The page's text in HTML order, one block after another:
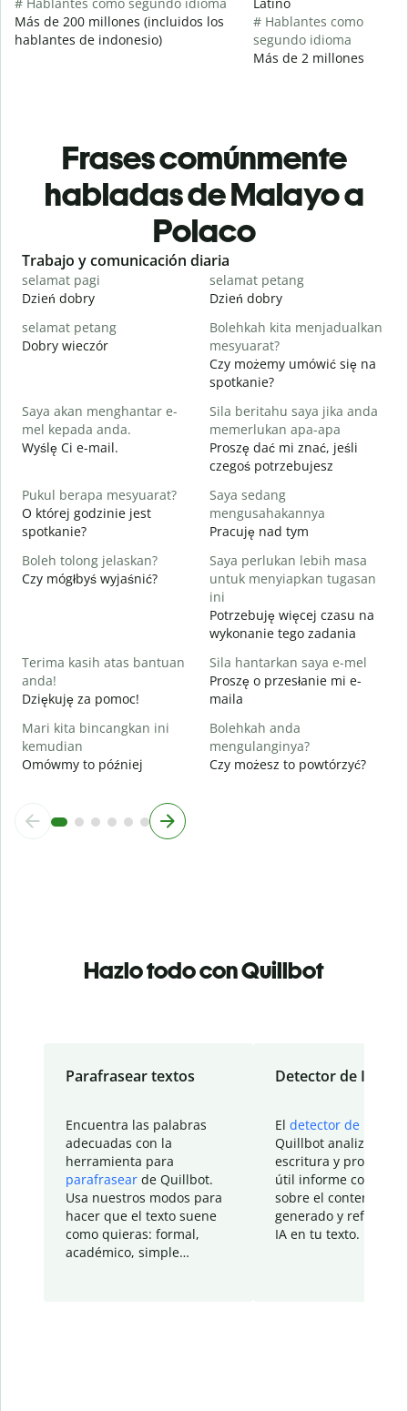
Más de 200 millones (incluidos los
hablantes de indonesio)
# Hablantes como
segundo idioma
Más de 2 millones
Frases comúnmente
habladas de Malayo a
Polaco
Slide 1 of 6
Trabajo y comunicación diaria
selamat pagi
Dzień dobry
selamat petang
Dzień dobry
selamat petang
Dobry wieczór
Bolehkah kita menjadualkan
mesyuarat?
Czy możemy umówić się na
spotkanie?
Saya akan menghantar e-
mel kepada anda.
Wyślę Ci e-mail.
Sila beritahu saya jika anda
memerlukan apa-apa
Proszę dać mi znać, jeśli
czegoś potrzebujesz
Pukul berapa mesyuarat?
O której godzinie jest
spotkanie?
Saya sedang
mengusahakannya
Pracuję nad tym
Boleh tolong jelaskan?
Czy mógłbyś wyjaśnić?
Saya perlukan lebih masa
untuk menyiapkan tugasan
ini
Potrzebuję więcej czasu na
wykonanie tego zadania
Terima kasih atas bantuan
anda!
Dziękuję za pomoc!
Sila hantarkan saya e-mel
Proszę o przesłanie mi e-
maila
Mari kita bincangkan ini
kemudian
Omówmy to później
Bolehkah anda
mengulanginya?
Czy możesz to powtórzyć?
Hazlo todo con Quillbot
Parafrasear textos
Encuentra las palabras
adecuadas con la
herramienta para
parafrasear de Quillbot.
Usa nuestros modos para
hacer que el texto suene
como quieras: formal,
académico, simple…
Detector de IA
El detector de IA
Quillbot analiza tu
escritura y
útil informe con
sobre el contenido
generado y refinado
IA en tu texto.